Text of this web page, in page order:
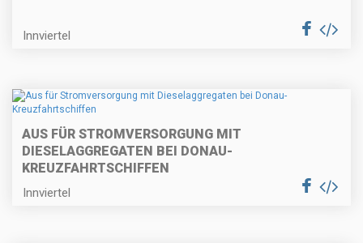
Innviertel
AUS FÜR STROMVERSORGUNG MIT
DIESELAGGREGATEN BEI DONAU-
KREUZFAHRTSCHIFFEN
Innviertel